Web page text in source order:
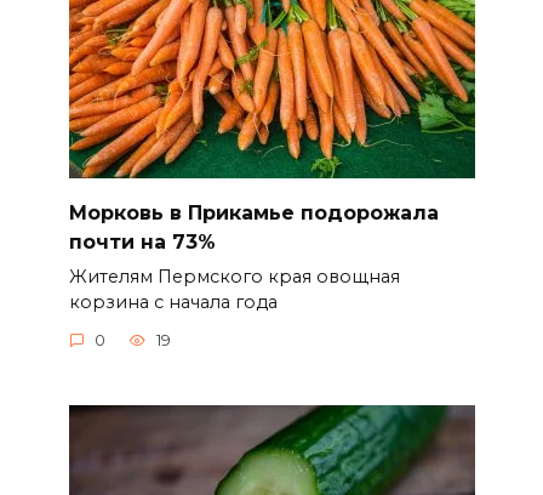
Морковь в Прикамье подорожала
почти на 73%
Жителям Пермского края овощная
корзина с начала года
0 19